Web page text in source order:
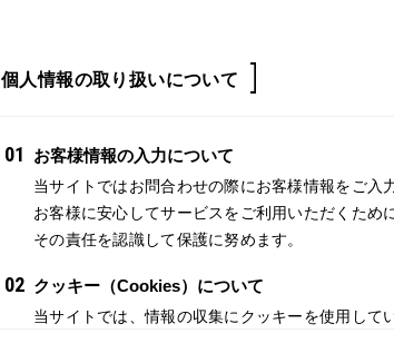
個人情報の取り扱いについて
01 お客様情報の入力について
当サイトではお問合わせの際にお客様情報をご入
お客様に安心してサービスをご利用いただくため
その責任を認識して保護に努めます。
02 クッキー（Cookies）について
当サイトでは、情報の収集にクッキーを使用し